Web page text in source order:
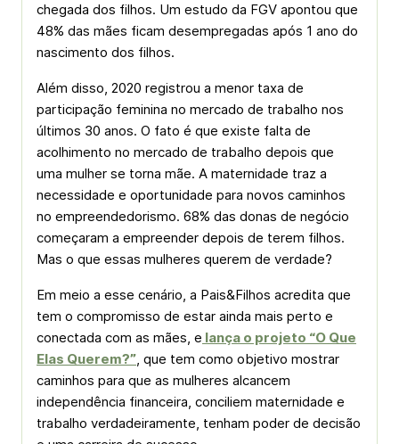
chegada dos filhos. Um estudo da FGV apontou que
48% das mães ficam desempregadas após 1 ano do
nascimento dos filhos.
Além disso, 2020 registrou a menor taxa de
participação feminina no mercado de trabalho nos
últimos 30 anos. O fato é que existe falta de
acolhimento no mercado de trabalho depois que
uma mulher se torna mãe. A maternidade traz a
necessidade e oportunidade para novos caminhos
no empreendedorismo. 68% das donas de negócio
começaram a empreender depois de terem filhos.
Mas o que essas mulheres querem de verdade?
Em meio a esse cenário, a Pais&Filhos acredita que
tem o compromisso de estar ainda mais perto e
conectada com as mães, e lança o projeto “O Que
Elas Querem?”, que tem como objetivo mostrar
caminhos para que as mulheres alcancem
independência financeira, conciliem maternidade e
trabalho verdadeiramente, tenham poder de decisão